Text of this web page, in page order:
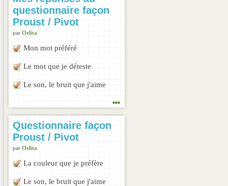
questionnaire façon
Proust / Pivot
par Oelita
Mon mot préféré
Le mot que je déteste
Le son, le bruit que j'aime
...
Questionnaire façon
Proust / Pivot
par Oelita
La couleur que je préfère
Le son, le bruit que j'aime